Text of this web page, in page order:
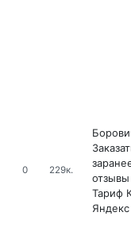
0 229к.
отзывы
Тариф